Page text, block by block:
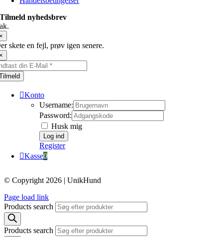
Tilmeld nyhedsbrev
skete en fejl, prøv igen senere.
Konto
Username:
Password:
Husk mig
Register
Kasse0
© Copyright 2026 | UnikHund
Page load link
Products search
Products search